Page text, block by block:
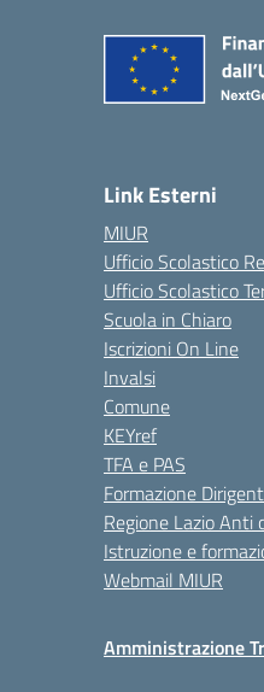
Link Esterni
MIUR
Ufficio Scolastico
Ufficio Scolastico
Scuola in Chiaro
Iscrizioni On Line
Invalsi
Comune
KEYref
TFA e PAS
Formazione
Regione Lazio Anti
Istruzione e
Webmail MIUR
Amministrazione